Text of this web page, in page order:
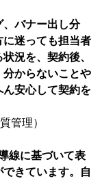
バナー出し分
迷っても担当者
況を、契約後、
分からないことや
ん安心して契約を
管理）
線に基づいて表
きています。自